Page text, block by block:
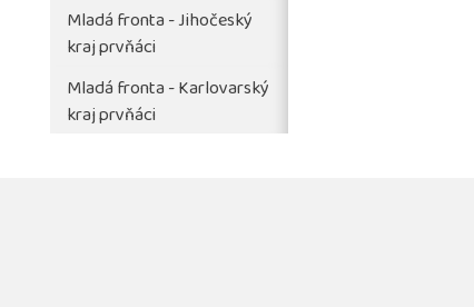
Mladá fronta - Jihočeský
kraj prvňáci
Mladá fronta - Karlovarský
kraj prvňáci